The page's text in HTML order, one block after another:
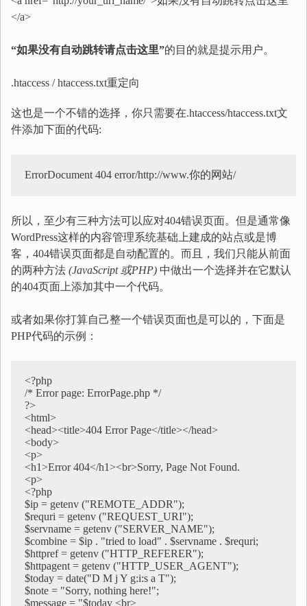
</a>
“如果没有自动跳转请点击这里”的目的就是提示用户。
.htaccess / htaccess.txt重定向
这也是一个不错的选择，你只需要在.htaccess/htaccess.txt文
件添加下面的代码:
ErrorDocument 404 error/http://www.你的网站/
所以，至少有三种方法可以应对404错误页面。但是通常像
WordPress这样的内容管理系统基础上建成的站点或是博
客，404错误页面都是自动配置的。而且，我们只能从前面
的两种方法 (JavaScript 或PHP) 中做出一个选择并在它默认
的404页面上添加其中一个代码。
或者如果你打算自己整一个错误页面也是可以的，下面是
PHP代码的示例：
<?php
/* Error page: ErrorPage.php */
?>
<html>
<head><title>404 Error Page</title></head>
<body>
<p>
<h1>Error 404</h1><br>Sorry, Page Not Found.
<p>
<?php
$ip = getenv ("REMOTE_ADDR");
$requri = getenv ("REQUEST_URI");
$servname = getenv ("SERVER_NAME");
$combine = $ip . "tried to load" . $servname . $requri;
$httpref = getenv ("HTTP_REFERER");
$httpagent = getenv ("HTTP_USER_AGENT");
$today = date("D M j Y g:i:s a T");
$note = "Sorry, nothing here!";
$message = "$today <br>